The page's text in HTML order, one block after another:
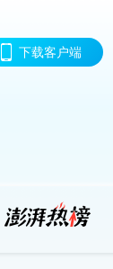
下载客户端